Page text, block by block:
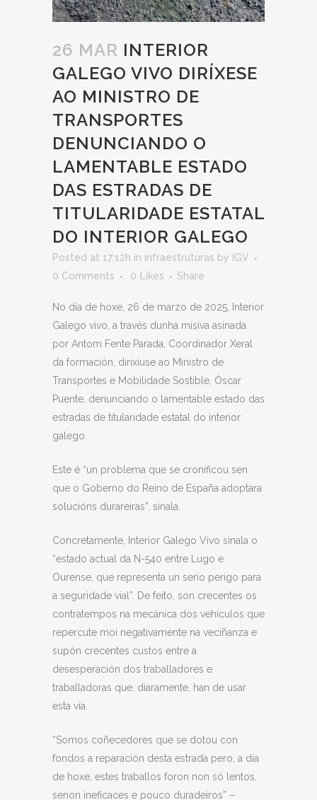
26 MAR INTERIOR
GALEGO VIVO DIRÍXESE
AO MINISTRO DE
TRANSPORTES
DENUNCIANDO O
LAMENTABLE ESTADO
DAS ESTRADAS DE
TITULARIDADE ESTATAL
DO INTERIOR GALEGO
Posted at 17:12h in infraestruturas by IGV
0 Comments
0 Likes Share
No día de hoxe, 26 de marzo de 2025, Interior
Galego vivo, a través dunha misiva asinada
por Antom Fente Parada, Coordinador Xeral
da formación, dirixiuse ao Ministro de
Transportes e Mobilidade Sostible, Óscar
Puente, denunciando o lamentable estado das
estradas de titularidade estatal do interior
galego.
Este é “un problema que se cronificou sen
que o Goberno do Reino de España adoptara
solucións durareiras”, sinala.
Concretamente, Interior Galego Vivo sinala o
“estado actual da N-540 entre Lugo e
Ourense, que representa un serio perigo para
a seguridade vial”. De feito, son crecentes os
contratempos na mecánica dos vehículos que
repercute moi negativamente na veciñanza e
supón crecentes custos entre a
desesperación dos traballadores e
traballadoras que, diaramente, han de usar
esta vía.
“Somos coñecedores que se dotou con
fondos a reparación desta estrada pero, a día
de hoxe, estes traballos foron non só lentos,
senon ineficaces e pouco duradeiros” –